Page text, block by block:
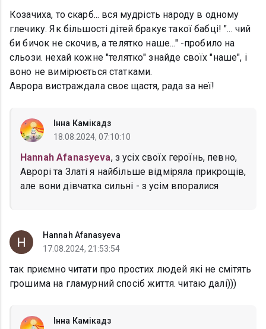
Козачиха, то скарб... вся мудрість народу в одному
глечику. Як більшості дітей бракує такої бабці! "... чий
би бичок не скочив, а телятко наше..." -пробило на
сльози. нехай кожне "телятко" знайде своїх "наше", і
воно не вимірюється статками.
Аврора вистраждала своє щастя, рада за неї!
Інна Камікадз
18.08.2024, 07:10:10
Hannah Afanasyeva, з усіх своїх героїнь, певно,
Аврорі та Златі я найбільше відміряла прикрощів,
але вони дівчатка сильні - з усім впоралися
Hannah Afanasyeva
17.08.2024, 21:53:54
так приємно читати про простих людей які не смітять
грошима на гламурний спосіб життя. читаю далі)))
Інна Камікадз